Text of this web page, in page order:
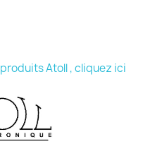
Atoll , cliquez ici